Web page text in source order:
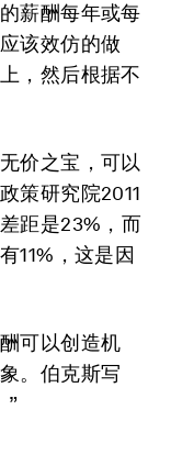
薪酬每年或每
该效仿的做
，然后根据不
价之宝，可以
策研究院2011
距是23%，而
11%，这是因
可以创造机
。伯克斯写
”